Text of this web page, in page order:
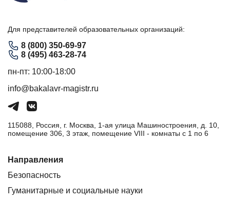
Для представителей образовательных организаций:
8 (800) 350-69-97
8 (495) 463-28-74
пн-пт: 10:00-18:00
info@bakalavr-magistr.ru
115088, Россия, г. Москва, 1-ая улица Машиностроения, д. 10,
помещение 306, 3 этаж, помещение VIII - комнаты с 1 по 6
Направления
Безопасность
Гуманитарные и социальные науки